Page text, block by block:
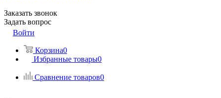
Заказать звонок
Задать вопрос
Войти
Корзина0
Избранные товары0
Сравнение товаров0